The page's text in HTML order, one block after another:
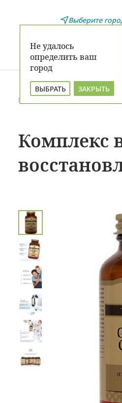
Выберите
Не удалось
определить ваш
город
ВЫБРАТЬ ЗАКРЫТЬ
Главная Для
Комплекс